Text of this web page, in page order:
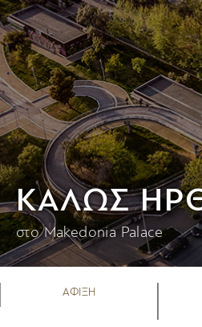
KΑΛΩΣ
στο Makedonia Palace
ΑΦΙΞΗ